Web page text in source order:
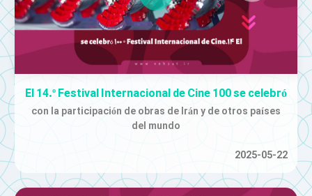
El 14.º Festival Internacional de Cine 100 se celebró
con la participación de obras de Irán y de otros países
del mundo
2025-05-22